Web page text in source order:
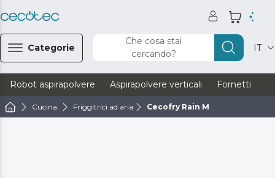
Categorie
Che cosa stai
cercando?
IT
Robot aspirapolvere Aspirapolvere verticali Fornetti
Cucina Friggitrici ad aria Cecofry Rain M